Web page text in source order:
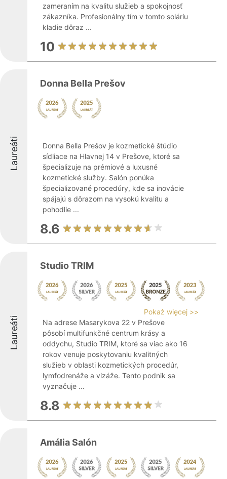
zameraním na kvalitu služieb a spokojnosť
zákazníka. Profesionálny tím v tomto soláriu
kladie dôraz ...
10
Laureáti
Donna Bella Prešov
Donna Bella Prešov je kozmetické štúdio
sídliace na Hlavnej 14 v Prešove, ktoré sa
špecializuje na prémiové a luxusné
kozmetické služby. Salón ponúka
špecializované procedúry, kde sa inovácie
spájajú s dôrazom na vysokú kvalitu a
pohodlie ...
8.6
Laureáti
Studio TRIM
Pokaż więcej >>
Na adrese Masarykova 22 v Prešove
pôsobí multifunkčné centrum krásy a
oddychu, Studio TRIM, ktoré sa viac ako 16
rokov venuje poskytovaniu kvalitných
služieb v oblasti kozmetických procedúr,
lymfodrenáže a vizáže. Tento podnik sa
vyznačuje ...
8.8
Amália Salón